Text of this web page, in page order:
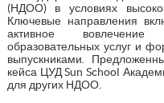
(НДОО) в условиях
Ключевые направления
активное вовлечение
образовательных услуг и
выпускниками.
кейса ЦУД Sun School
для других НДОО.